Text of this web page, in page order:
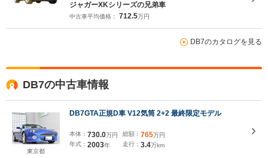
ジャガーXKシリーズの兄弟車
中古車平均価格： 712.5万円
DB7のカタログを見る
DB7の中古車情報
東京都
DB7GTA正規D車 V12気筒 2+2 最終限定モデル
本体： 730.0万円
年式： 2003年
総額： 765万円
走行： 3.4万km